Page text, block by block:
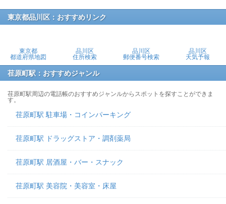
東京都品川区：おすすめリンク
東京都
都道府県地図
品川区
住所検索
品川区
郵便番号検索
品川区
天気予報
荏原町駅：おすすめジャンル
荏原町駅周辺の電話帳のおすすめジャンルからスポットを探すことができま
す。
荏原町駅 駐車場・コインパーキング
荏原町駅 ドラッグストア・調剤薬局
荏原町駅 居酒屋・バー・スナック
荏原町駅 美容院・美容室・床屋